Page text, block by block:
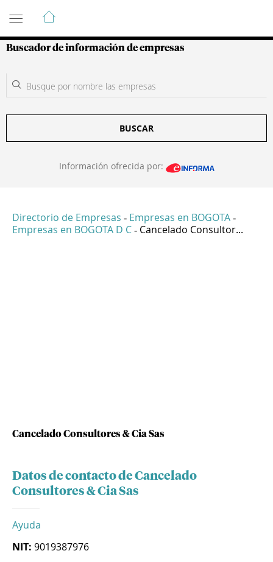
Guía de Empresas Colombianas
Buscador de información de empresas
BUSCAR
Información ofrecida por:
Directorio de Empresas - Empresas en BOGOTA -
Empresas en BOGOTA D C - Cancelado Consultor...
Cancelado Consultores & Cia Sas
Datos de contacto de Cancelado
Consultores & Cia Sas
Ayuda
NIT: 9019387976